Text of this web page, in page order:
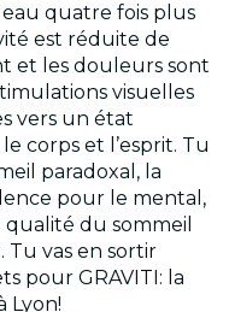
quatre fois plus
est réduite de
et les douleurs sont
visuelles
vers un état
corps et l’esprit. Tu
paradoxal, la
pour le mental,
du sommeil
Tu vas en sortir
pour GRAVITI: la
Lyon!